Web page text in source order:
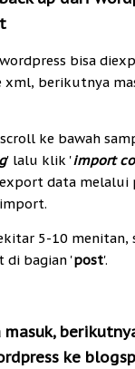
bisa
berikutnya
ke bawah
' lalu klik 'import
data melalui
5-10 menitan,
di bagian 'post'.
ke